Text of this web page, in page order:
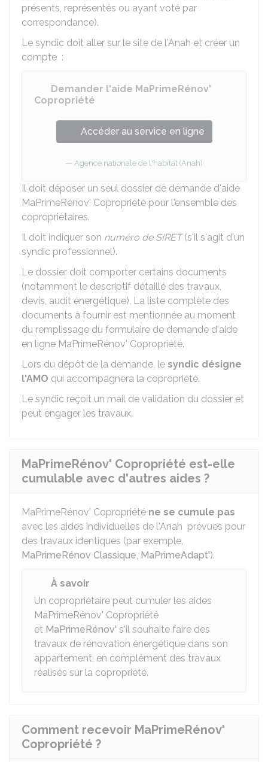
présents, représentés ou ayant voté par
correspondance).
Le syndic doit aller sur le site de l'Anah et créer un
compte :
Demander l'aide MaPrimeRénov'
Copropriété
Accéder au service en ligne
Agence nationale de l'habitat (Anah)
Il doit déposer un seul dossier de demande d'aide
MaPrimeRénov' Copropriété pour l'ensemble des
copropriétaires.
Il doit indiquer son numéro de SIRET(s'il s'agit d'un
syndic professionnel).
Le dossier doit comporter certains documents
(notamment le descriptif détaillé des travaux,
devis, audit énergétique). La liste complète des
documents à fournir est mentionnée au moment
du remplissage du formulaire de demande d'aide
en ligne MaPrimeRénov' Copropriété.
Lors du dépôt de la demande, le syndic désigne
l'AMO qui accompagnera la copropriété.
Le syndic reçoit un mail de validation du dossier et
peut engager les travaux.
MaPrimeRénov' Copropriété est-elle
cumulable avec d'autres aides ?
MaPrimeRénov' Copropriété ne se cumule pas
avec les aides individuelles de l'Anah prévues pour
des travaux identiques (par exemple,
MaPrimeRénov Classique, MaPrimeAdapt').
À savoir
Un copropriétaire peut cumuler les aides
MaPrimeRénov' Copropriété
et MaPrimeRénov' s'il souhaite faire des
travaux de rénovation énergétique dans son
appartement, en complément des travaux
réalisés sur la copropriété.
Comment recevoir MaPrimeRénov'
Copropriété ?